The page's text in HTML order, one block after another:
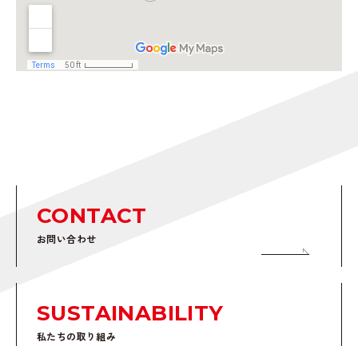
CONTACT
お問い合わせ
SUSTAINABILITY
私たちの取り組み